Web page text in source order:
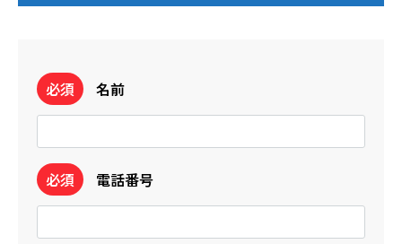
必須 名前
必須 電話番号